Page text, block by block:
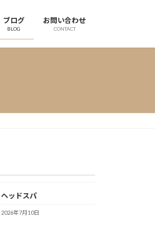
ブログ
BLOG
お問い合わせ
CONTACT
ヘッドスパ
2026年7月10日